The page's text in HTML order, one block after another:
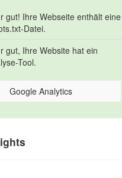
gut! Ihre Webseite enthält eine
Datei.
gut, Ihre Website hat ein
Tool.
Google Analytics